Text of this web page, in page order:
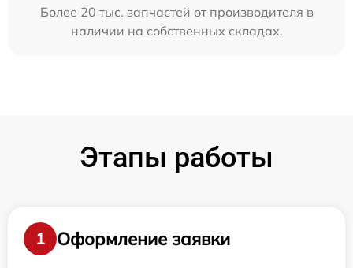
Более 20 тыс. запчастей от производителя в
наличии на собственных складах.
Этапы работы
1
Оформление заявки